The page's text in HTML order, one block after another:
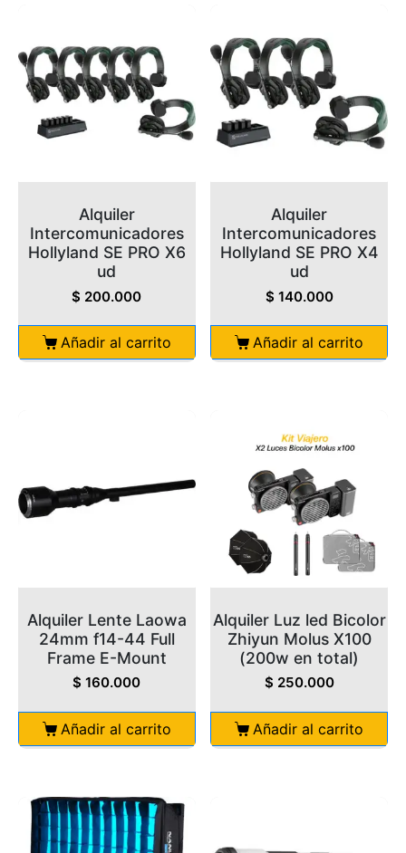
Alquiler
Intercomunicadores
Hollyland SE PRO X6
ud
$ 200.000
Añadir al carrito
Alquiler
Intercomunicadores
Hollyland SE PRO X4
ud
$ 140.000
Añadir al carrito
Alquiler Lente Laowa
24mm f14-44 Full
Frame E-Mount
$ 160.000
Añadir al carrito
Alquiler Luz led Bicolor
Zhiyun Molus X100
(200w en total)
$ 250.000
Añadir al carrito